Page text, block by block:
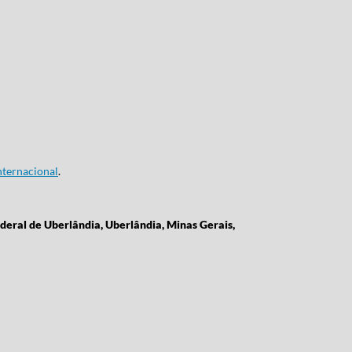
.
de Uberlândia, Uberlândia, Minas Gerais,